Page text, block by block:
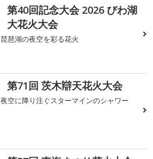
第40回記念大会 2026 びわ湖
大花火大会
琵琶湖の夜空を彩る花火
第71回 茨木辯天花火大会
夜空に降り注ぐスターマインのシャワー